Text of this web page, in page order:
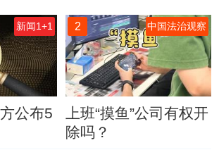
新闻1+1
公布5
2 中国法治观察
上班“摸鱼”公司有权开
除吗？